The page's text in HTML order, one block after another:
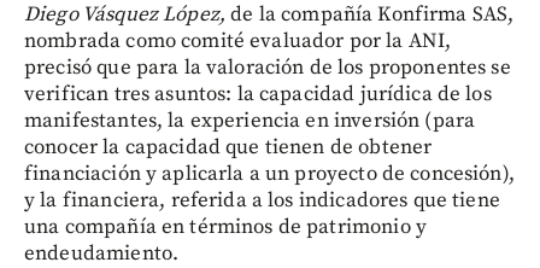
Diego Vásquez López,de la compañía Konfirma SAS,
nombrada como comité evaluador por la ANI,
precisó que para la valoración de los proponentes se
verifican tres asuntos: la capacidad jurídica de los
manifestantes, la experiencia en inversión (para
conocer la capacidad que tienen de obtener
financiación y aplicarla a un proyecto de concesión),
y la financiera, referida a los indicadores que tiene
una compañía en términos de patrimonio y
endeudamiento.